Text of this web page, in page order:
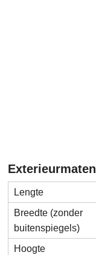
Exterieurmaten
Lengte
Breedte (zonder
buitenspiegels)
Hoogte